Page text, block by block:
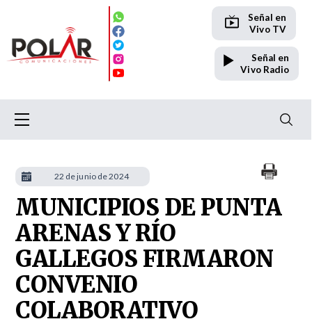
Señal en
Vivo TV
Señal en
Vivo Radio
MUNICIPIOS DE PUNTA
ARENAS Y RÍO
GALLEGOS FIRMARON
CONVENIO
COLABORATIVO
22 de junio de 2024